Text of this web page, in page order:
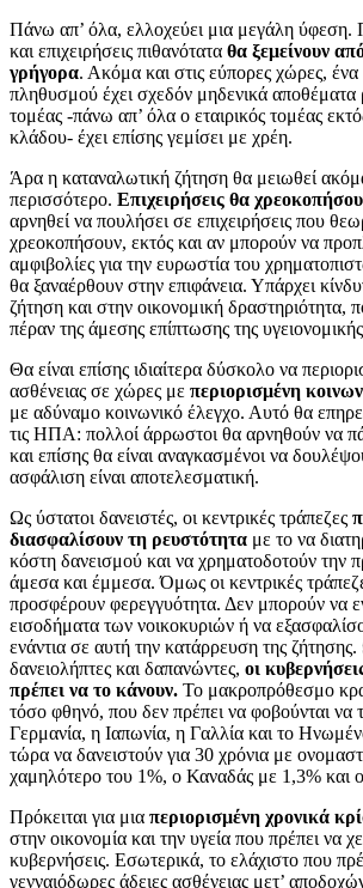
Πάνω απ’ όλα, ελλοχεύει μια μεγάλη ύφεση.
και επιχειρήσεις πιθανότατα θα ξεμείνουν
γρήγορα. Ακόμα και στις εύπορες χώρες,
πληθυσμού έχει σχεδόν μηδενικά αποθέματα
τομέας -πάνω απ’ όλα ο εταιρικός τομέας
κλάδου- έχει επίσης γεμίσει με χρέη.
Άρα η καταναλωτική ζήτηση θα μειωθεί
περισσότερο. Επιχειρήσεις θα
αρνηθεί να πουλήσει σε επιχειρήσεις που
χρεοκοπήσουν, εκτός και αν μπορούν να
αμφιβολίες για την ευρωστία του
θα ξαναέρθουν στην επιφάνεια. Υπάρχει
ζήτηση και στην οικονομική δραστηριότητα,
πέραν της άμεσης επίπτωσης της
Θα είναι επίσης ιδιαίτερα δύσκολο να
ασθένειας σε χώρες με περιορισμένη
με αδύναμο κοινωνικό έλεγχο. Αυτό θα
τις ΗΠΑ: πολλοί άρρωστοι θα αρνηθούν να
και επίσης θα είναι αναγκασμένοι να
ασφάλιση είναι αποτελεσματική.
Ως ύστατοι δανειστές, οι κεντρικές τράπεζες
διασφαλίσουν τη ρευστότητα με το να
κόστη δανεισμού και να χρηματοδοτούν την
άμεσα και έμμεσα. Όμως οι κεντρικές
προσφέρουν φερεγγυότητα. Δεν μπορούν να
εισοδήματα των νοικοκυριών ή να
ενάντια σε αυτή την κατάρρευση της ζήτησης.
δανειολήπτες και δαπανώντες, οι
πρέπει να το κάνουν. Το μακροπρόθεσμο
τόσο φθηνό, που δεν πρέπει να φοβούνται να
Γερμανία, η Ιαπωνία, η Γαλλία και το
τώρα να δανειστούν για 30 χρόνια με
χαμηλότερο του 1%, ο Καναδάς με 1,3%
Πρόκειται για μια περιορισμένη χρονικά
στην οικονομία και την υγεία που πρέπει να
κυβερνήσεις. Εσωτερικά, το ελάχιστο που
γενναιόδωρες άδειες ασθένειας μετ’